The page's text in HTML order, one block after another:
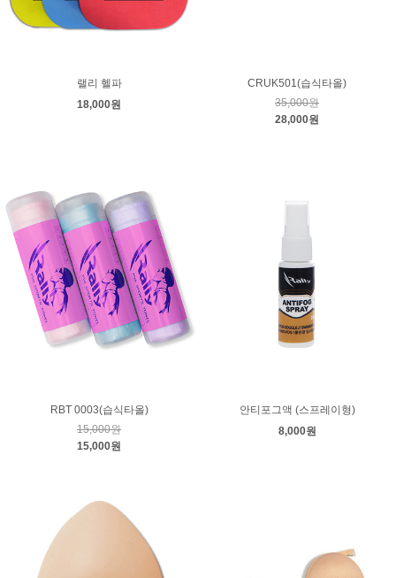
랠리 헬파
18,000원
CRUK501(습식타올)
35,000원
28,000원
RBT 0003(습식타올)
15,000원
15,000원
안티포그액 (스프레이형)
8,000원